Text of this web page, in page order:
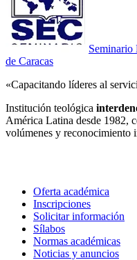
Seminario
de Caracas
«Capacitando líderes al
Institución teológica
América Latina desde 1982,
volúmenes y reconocimiento
Oferta académica
Inscripciones
Solicitar información
Sílabos
Normas académicas
Noticias y anuncios